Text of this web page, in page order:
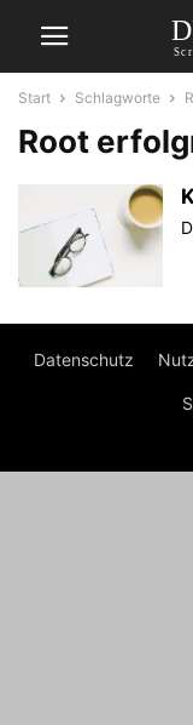
Start Schlagworte
Root
Datenschutz